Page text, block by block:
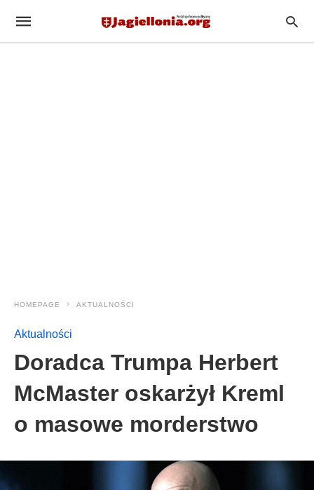
HOMEPAGE AKTUALNOŚCI
Aktualności
Doradca Trumpa Herbert
McMaster oskarżył Kreml
o masowe morderstwo